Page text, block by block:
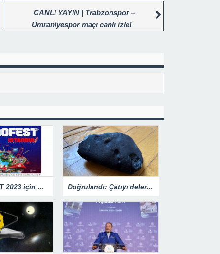
CANLI YAYIN | Trabzonspor –
Ümraniyespor maçı canlı izle!
TEKNOFEST 2023 için geri sayım başladı – Teknoloji Haberleri Doğrulandı: Çatıyı delerek eve düşen cisim 4,5 milyar yıllık bir göktaşı!